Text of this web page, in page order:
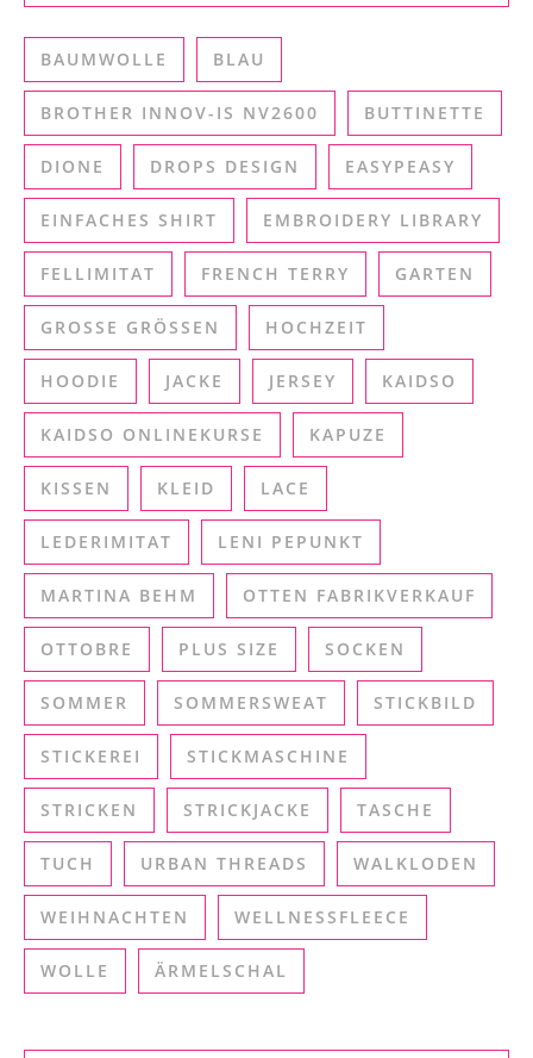
BAUMWOLLE BLAU
BROTHER INNOV-IS NV2600 BUTTINETTE
DIONE DROPS DESIGN EASYPEASY
EINFACHES SHIRT EMBROIDERY LIBRARY
FELLIMITAT FRENCH TERRY GARTEN
GROSSE GRÖSSEN HOCHZEIT
HOODIE JACKE JERSEY KAIDSO
KAIDSO ONLINEKURSE KAPUZE
KISSEN KLEID LACE
LEDERIMITAT LENI PEPUNKT
MARTINA BEHM OTTEN FABRIKVERKAUF
OTTOBRE PLUS SIZE SOCKEN
SOMMER SOMMERSWEAT STICKBILD
STICKEREI STICKMASCHINE
STRICKEN STRICKJACKE TASCHE
TUCH URBAN THREADS WALKLODEN
WEIHNACHTEN WELLNESSFLEECE
WOLLE ÄRMELSCHAL